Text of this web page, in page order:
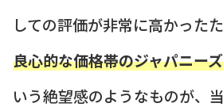
しての評価が非常に高かったた
良心的な価格帯のジャパニー
いう絶望感のようなものが、